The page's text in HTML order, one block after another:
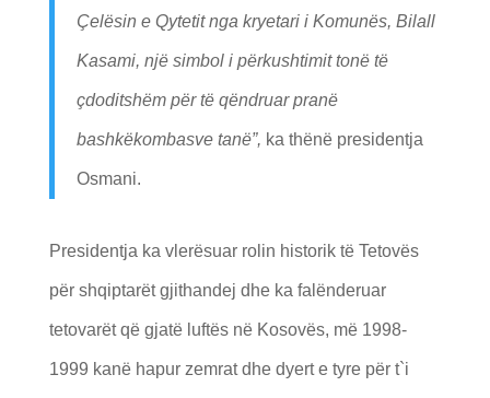
Çelësin e Qytetit nga kryetari i Komunës, Bilall
Kasami, një simbol i përkushtimit tonë të
çdoditshëm për të qëndruar pranë
bashkëkombasve tanë”, ka thënë presidentja
Osmani.
Presidentja ka vlerësuar rolin historik të Tetovës
për shqiptarët gjithandej dhe ka falënderuar
tetovarët që gjatë luftës në Kosovës, më 1998-
1999 kanë hapur zemrat dhe dyert e tyre për t`i